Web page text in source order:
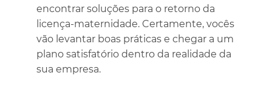
encontrar soluções para o retorno da
licença-maternidade. Certamente, vocês
vão levantar boas práticas e chegar a um
plano satisfatório dentro da realidade da
sua empresa.